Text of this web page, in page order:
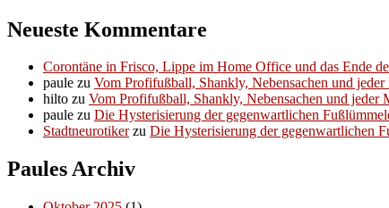
Neueste Kommentare
Corontäne in Frisco, Lippe im Home Office und das Ende
paule zu Vom Profifußball, Shankly, Nebensachen und
hilto zu Vom Profifußball, Shankly, Nebensachen und jeder
paule zu Die Hysterisierung der gegenwartlichen
Stadtneurotikerzu Die Hysterisierung der gegenwartlichen
Paules Archiv